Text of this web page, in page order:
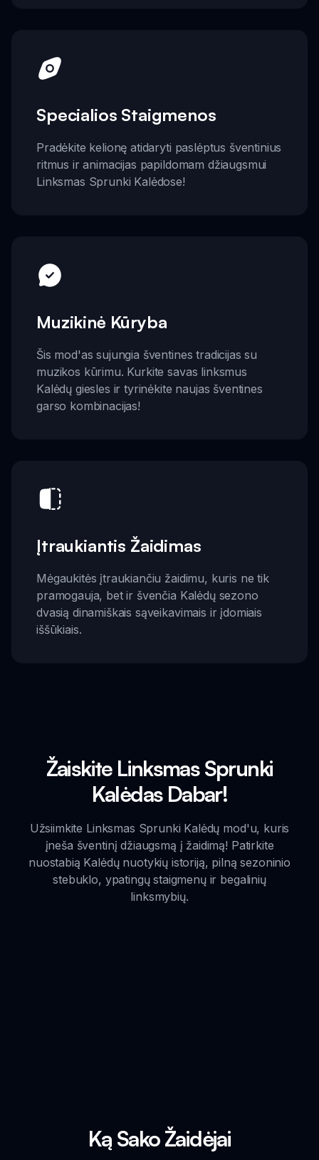
Specialios Staigmenos
Pradėkite kelionę atidaryti paslėptus šventinius
ritmus ir animacijas papildomam džiaugsmui
Linksmas Sprunki Kalėdose!
Muzikinė Kūryba
Šis mod'as sujungia šventines tradicijas su
muzikos kūrimu. Kurkite savas linksmus
Kalėdų giesles ir tyrinėkite naujas šventines
garso kombinacijas!
Įtraukiantis Žaidimas
Mėgaukitės įtraukiančiu žaidimu, kuris ne tik
pramogauja, bet ir švenčia Kalėdų sezono
dvasią dinamiškais sąveikavimais ir įdomiais
iššūkiais.
Žaiskite Linksmas Sprunki
Kalėdas Dabar!
Užsiimkite Linksmas Sprunki Kalėdų mod'u, kuris
įneša šventinį džiaugsmą į žaidimą! Patirkite
nuostabią Kalėdų nuotykių istoriją, pilną sezoninio
stebuklo, ypatingų staigmenų ir begalinių
linksmybių.
Ką Sako Žaidėjai